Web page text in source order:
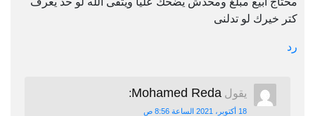
كتر خيرك لو تدلنى
رد
يقول Mohamed Reda
:
18 أكتوبر، 2021 الساعة 8:56 ص